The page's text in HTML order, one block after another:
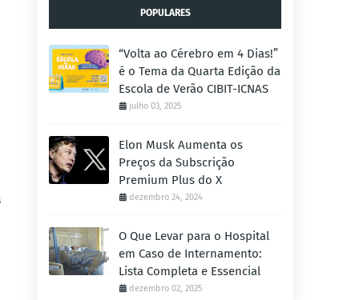
POPULARES
“Volta ao Cérebro em 4 Dias!”
é o Tema da Quarta Edição da
Escola de Verão CIBIT-ICNAS
julho 03, 2025
Elon Musk Aumenta os
Preços da Subscrição
Premium Plus do X
dezembro 24, 2024
O Que Levar para o Hospital
em Caso de Internamento:
Lista Completa e Essencial
dezembro 02, 2025